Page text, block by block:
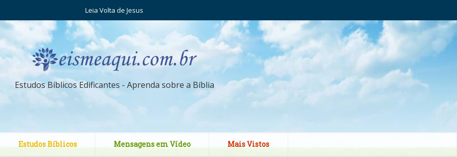
Leia Volta de Jesus
Estudos Bíblicos Edificantes - Aprenda sobre a Bíblia
Estudos Bíblicos Mensagens em Vídeo Mais Vistos